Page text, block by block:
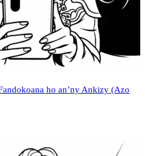
ho an’ny Ankizy (Azo